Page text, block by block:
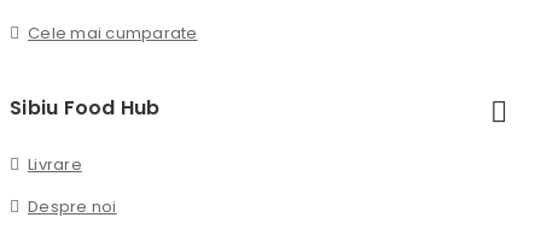
Cele mai cumparate
Sibiu Food Hub
Livrare
Despre noi